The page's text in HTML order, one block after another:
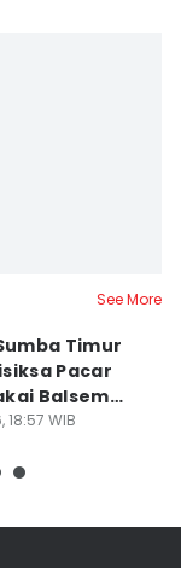
See More
Timur
Pacar
Balsem
18:57 WIB